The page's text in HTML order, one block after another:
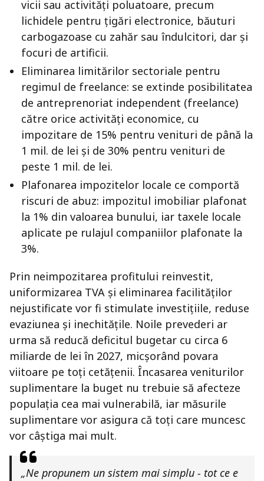
vicii sau activități poluatoare, precum
lichidele pentru țigări electronice, băuturi
carbogazoase cu zahăr sau îndulcitori, dar și
focuri de artificii.
Eliminarea limitărilor sectoriale pentru
regimul de freelance: se extinde posibilitatea
de antreprenoriat independent (freelance)
către orice activități economice, cu
impozitare de 15% pentru venituri de până la
1 mil. de lei și de 30% pentru venituri de
peste 1 mil. de lei.
Plafonarea impozitelor locale ce comportă
riscuri de abuz: impozitul imobiliar plafonat
la 1% din valoarea bunului, iar taxele locale
aplicate pe rulajul companiilor plafonate la
3%.
Prin neimpozitarea profitului reinvestit,
uniformizarea TVA și eliminarea facilităților
nejustificate vor fi stimulate investițiile, reduse
evaziunea și inechitățile. Noile prevederi ar
urma să reducă deficitul bugetar cu circa 6
miliarde de lei în 2027, micșorând povara
viitoare pe toți cetățenii. Încasarea veniturilor
suplimentare la buget nu trebuie să afecteze
populația cea mai vulnerabilă, iar măsurile
suplimentare vor asigura că toți care muncesc
vor câștiga mai mult.
„Ne propunem un sistem mai simplu - tot ce e